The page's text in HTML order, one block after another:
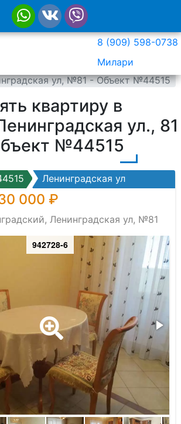
8 (909) 598-0738
Милари
ул, №81 - Объект №44515
квартиру в
ул., 81
№44515
Ленинградская ул
000 ₽
Ленинградская ул, №81
942728-6